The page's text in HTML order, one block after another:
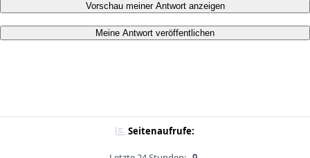
Vorschau meiner Antwort anzeigen
Meine Antwort veröffentlichen
Seitenaufrufe: